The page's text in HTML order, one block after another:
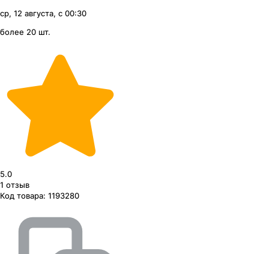
ср, 12 августа, с 00:30
более 20 шт.
5.0
1 отзыв
Код товара: 1193280